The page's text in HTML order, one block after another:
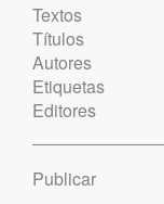
Textos
Títulos
Autores
Etiquetas
Editores
Publicar